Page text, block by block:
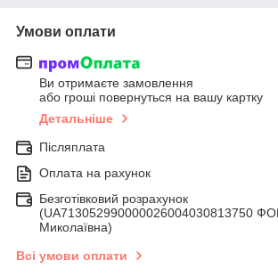
Умови оплати
Ви отримаєте замовлення
або гроші повернуться на вашу картку
Детальніше
Післяплата
Оплата на рахунок
Безготівковий розрахунок
(UA713052990000026004030813750
Миколаївна)
Всі умови оплати